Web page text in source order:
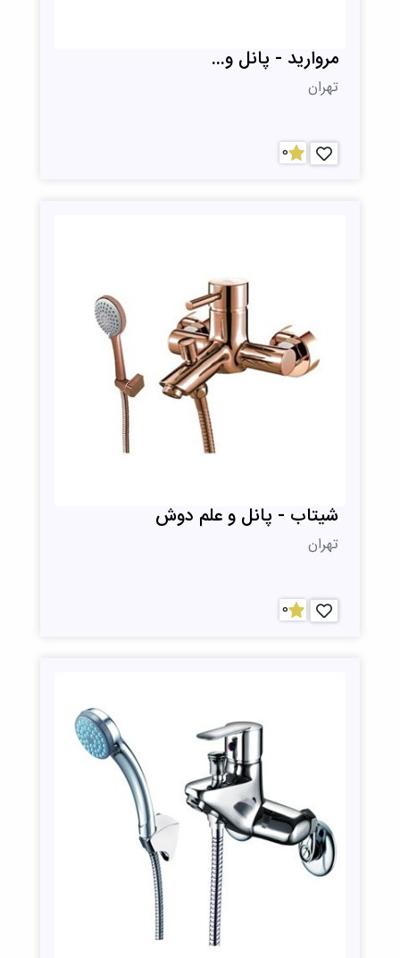
مروارید - پانل و...
تهران
0
شیتاب - پانل و علم دوش
تهران
0